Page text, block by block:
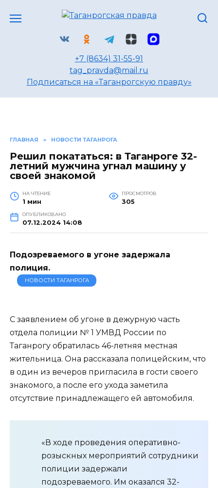
+7 (8634) 31-55-91
tag_pravda@mail.ru
Подписаться на «Таганрогскую правду»
ГЛАВНАЯ » НОВОСТИ ТАГАНРОГА
Решил покататься: в Таганроге 32-
летний мужчина угнал машину у
своей знакомой
НА ЧТЕНИЕ
1 мин
ПРОСМОТРОВ
305
ОПУБЛИКОВАНО
07.12.2024 14:08
Подозреваемого в угоне задержала
полиция.
НОВОСТИ ТАГАНРОГА
С заявлением об угоне в дежурную часть
отдела полиции № 1 УМВД России по
Таганрогу обратилась 46-летняя местная
жительница. Она рассказала полицейским, что
в один из вечеров пригласила в гости своего
знакомого, а после его ухода заметила
отсутствие принадлежащего ей автомобиля.
«В ходе проведения оперативно-
розыскных мероприятий сотрудники
полиции задержали
подозреваемого. Им оказался 32-